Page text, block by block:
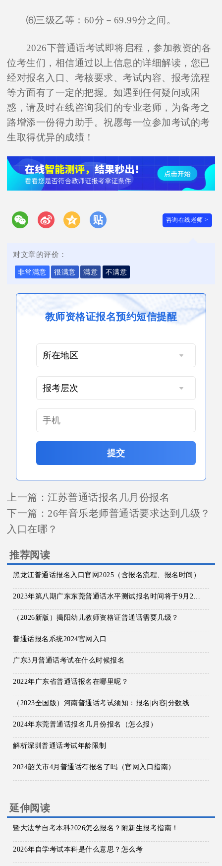
⑹三级乙等：60分－69.99分之间。
2026下普通话考试即将启程，参加教资的各
位考生们，相信通过以上信息的详细解读，您已
经对报名入口、考核要求、考试内容、报考流程
等方面有了一定的把握。如遇到任何疑问或困
惑，请及时在线咨询我们的专业老师，为备考之
路增添一份得力助手。祝愿每一位参加考试的考
生取得优异的成绩！
咨询在线老师 >
对文章的评价：
非常满意 很满意 满意 不满意
教师资格证报名预约短信提醒
提交
上一篇：江苏普通话报名几月份报名
下一篇： 26年音乐老师普通话要求达到几级？
入口在哪？
推荐阅读
黑龙江普通话报名入口官网2025（含报名流程、报名时间）
（2026新版）揭阳幼儿教师资格证普通话需要几级？
普通话报名系统2024官网入口
广东3月普通话考试在什么时候报名
2022年广东省普通话报名在哪里呢？
（2023全国版）河南普通话考试须知：报名|内容|分数线
2024年东莞普通话报名几月份报名（怎么报）
解析深圳普通话考试年龄限制
2024韶关市4月普通话有报名了吗（官网入口指南）
延伸阅读
暨大法学自考本科2026怎么报名？附新生报考指南！
2026年自学考试本科是什么意思？怎么考